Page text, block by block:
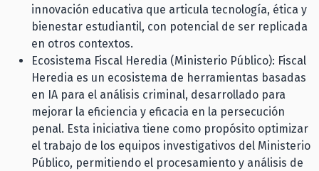
innovación educativa que articula tecnología, ética y
bienestar estudiantil, con potencial de ser replicada
en otros contextos.
Ecosistema Fiscal Heredia (Ministerio Público): Fiscal
Heredia es un ecosistema de herramientas basadas
en IA para el análisis criminal, desarrollado para
mejorar la eficiencia y eficacia en la persecución
penal. Esta iniciativa tiene como propósito optimizar
el trabajo de los equipos investigativos del Ministerio
Público, permitiendo el procesamiento y análisis de